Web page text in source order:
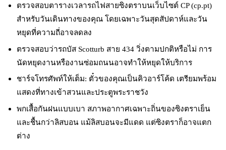
ตรวจสอบตารางเวลารถไฟสายซิงตราบนเว็บไซต์ CP (cp.pt)
สำหรับวันเดินทางของคุณ โดยเฉพาะวันสุดสัปดาห์และวัน
หยุดที่ความถี่อาจลดลง
ตรวจสอบว่ารถบัส Scotturb สาย 434 วิ่งตามปกติหรือไม่ การ
นัดหยุดงานหรืองานซ่อมถนนอาจทำให้หยุดให้บริการ
ชาร์จโทรศัพท์ให้เต็ม: ตั๋วของคุณเป็นคิวอาร์โค้ด เตรียมพร้อม
แสดงที่ทางเข้าสวนและประตูพระราชวัง
พกเสื้อกันฝนแบบเบา สภาพอากาศเฉพาะถิ่นของซิงตราเย็น
และชื้นกว่าลิสบอน แม้ลิสบอนจะมีแดด แต่ซิงตราก็อาจแตก
ต่าง